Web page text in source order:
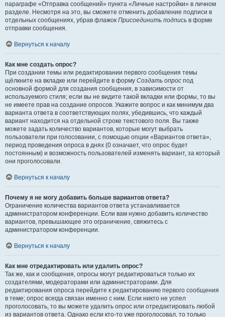
параграфе «Отправка сообщений» пункта «Личные настройки» в личном
разделе. Несмотря на это, вы сможете отменить добавление подписи в
отдельных сообщениях, убрав флажок Присоединить подпись в форме
отправки сообщения.
Вернуться к началу
Как мне создать опрос?
При создании темы или редактировании первого сообщения темы
щёлкните на вкладке или перейдите в форму Создать опрос под
основной формой для создания сообщения, в зависимости от
используемого стиля; если вы не видите такой вкладки или формы, то вы
не имеете прав на создание опросов. Укажите вопрос и как минимум два
варианта ответа в соответствующих полях, убедившись, что каждый
вариант находится на отдельной строке текстового поля. Вы также
можете задать количество вариантов, которые могут выбрать
пользователи при голосовании, с помощью опции «Вариантов ответа»,
период проведения опроса в днях (0 означает, что опрос будет
постоянным) и возможность пользователей изменять вариант, за который
они проголосовали.
Вернуться к началу
Почему я не могу добавить больше вариантов ответа?
Ограничение количества вариантов ответа устанавливается
администратором конференции. Если вам нужно добавить количество
вариантов, превышающее это ограничение, свяжитесь с
администратором конференции.
Вернуться к началу
Как мне отредактировать или удалить опрос?
Так же, как и сообщения, опросы могут редактироваться только их
создателями, модераторами или администраторами. Для
редактирования опроса перейдите к редактированию первого сообщения
в теме; опрос всегда связан именно с ним. Если никто не успел
проголосовать, то вы можете удалить опрос или отредактировать любой
из вариантов ответа. Однако если кто-то уже проголосовал, то только